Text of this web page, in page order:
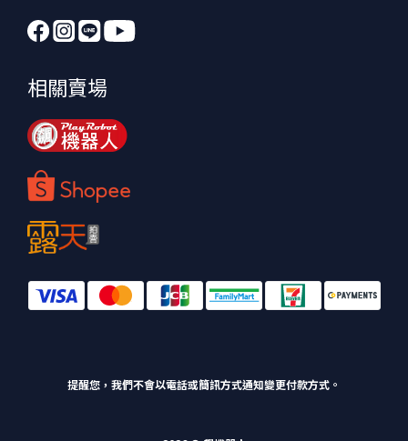
相關賣場
提醒您，我們不會以電話或簡訊方式通知變更付款方式。